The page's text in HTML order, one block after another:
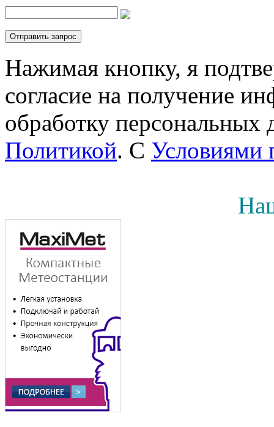
Нажимая кнопку, я
согласие на получение
обработку персональных
Политикой. С Условиями